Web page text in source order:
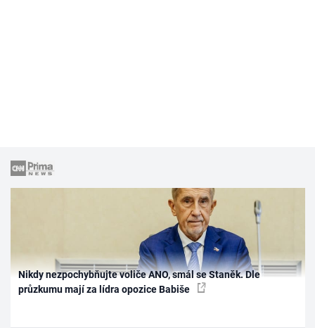
Nikdy nezpochybňujte voliče ANO, smál se Staněk. Dle
průzkumu mají za lídra opozice Babiše